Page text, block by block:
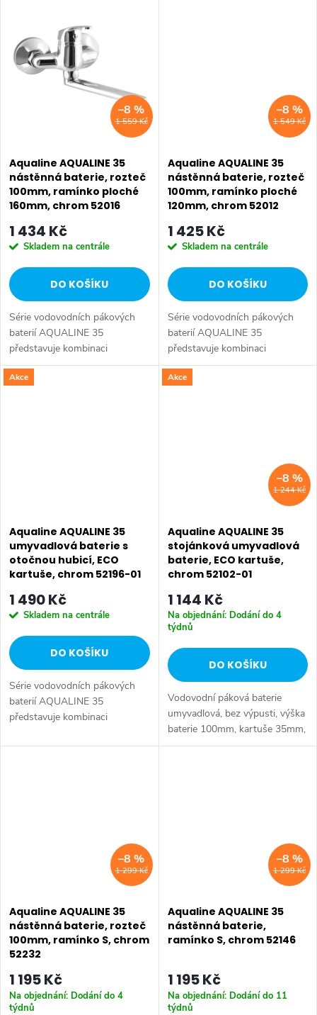
příznivou cenu. Série:
AQUALINE 35 • Barva: Chrom
•...
1 559 Kč
–8 %
Aqualine AQUALINE 35
nástěnná baterie, rozteč
100mm, ramínko ploché
160mm, chrom 52016
1 434 Kč
Skladem na centrále
DO KOŠÍKU
Série vodovodních pákových
baterií AQUALINE 35
představuje kombinaci
tradičního jednoduchého
designu a kvality provedení za
1 549 Kč
–8 %
Aqualine AQUALINE 35
nástěnná baterie, rozteč
100mm, ramínko ploché
120mm, chrom 52012
1 425 Kč
Skladem na centrále
DO KOŠÍKU
Série vodovodních pákových
baterií AQUALINE 35
představuje kombinaci
tradičního jednoduchého
designu a kvality provedení za
Akce
Aqualine AQUALINE 35
umyvadlová baterie s
otočnou hubicí, ECO
kartuše, chrom 52196-01
1 490 Kč
Skladem na centrále
DO KOŠÍKU
Série vodovodních pákových
baterií AQUALINE 35
představuje kombinaci
designu a kvality provedení za
Akce
1 244 Kč
–8 %
Aqualine AQUALINE 35
stojánková umyvadlová
baterie, ECO kartuše,
chrom 52102-01
1 144 Kč
Na objednání: Dodání do 4
týdnů
DO KOŠÍKU
Vodovodní páková baterie
umyvadlová, bez výpusti, výška
baterie 100mm, kartuše 35mm,
vč. přívodních flexibilních hadic.
1 299 Kč
–8 %
Aqualine AQUALINE 35
nástěnná baterie, rozteč
100mm, ramínko S, chrom
52232
1 195 Kč
Na objednání: Dodání do 4
týdnů
1 299 Kč
–8 %
Aqualine AQUALINE 35
nástěnná baterie,
ramínko S, chrom 52146
1 195 Kč
Na objednání: Dodání do 11
týdnů